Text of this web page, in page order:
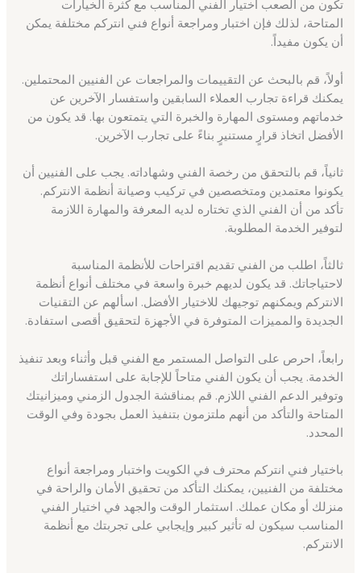
تكون من الصعب اختيار الفني المناسب مع كثرة الخيارات
المتاحة، لذلك فإن اختبار ومراجعة أنواع فني انتركم مختلفة يمكن
أن يكون مفيداً.
أولاً، قم بالبحث عن التقييمات والمراجعات عن الفنيين المحتملين.
يمكنك قراءة تجارب العملاء السابقين واستفسار الآخرين عن
خدماتهم ومستوى المهارة والخبرة التي يتمتعون بها. قد يكون من
الأفضل اتخاذ قرارٍ مستنيرٍ بناءً على تجارب الآخرين.
ثانياً، قم بالتحقق من رخصة الفني وشهاداته. يجب على الفنيين أن
يكونوا معتمدين ومتخصصين في تركيب وصيانة أنظمة الانتركم.
تأكد من أن الفني الذي تختاره لديه المعرفة والمهارة اللازمة
لتوفير الخدمة المطلوبة.
ثالثاً، اطلب من الفني تقديم اقتراحات للأنظمة المناسبة
لاحتياجاتك. قد يكون لديهم خبرة واسعة في مختلف أنواع أنظمة
الانتركم ويمكنهم توجيهك للاختيار الأفضل. اسألهم عن التقنيات
الجديدة والمميزات المتوفرة في الأجهزة لتحقيق أقصى استفادة.
رابعاً، احرص على التواصل المستمر مع الفني قبل وأثناء وبعد تنفيذ
الخدمة. يجب أن يكون الفني متاحاً للإجابة على استفساراتك
وتوفير الدعم الفني اللازم. قم بمناقشة الجدول الزمني وميزانيتك
المتاحة والتأكد من أنهم ملتزمون بتنفيذ العمل بجودة وفي الوقت
المحدد.
باختيار فني انتركم محترف في الكويت واختبار ومراجعة أنواع
مختلفة من الفنيين، يمكنك التأكد من تحقيق الأمان والراحة في
منزلك أو مكان عملك. استثمار الوقت والجهد في اختيار الفني
المناسب سيكون له تأثير كبير وإيجابي على تجربتك مع أنظمة
الانتركم.